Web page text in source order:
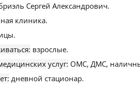
Сергей Александрович.
клиника.
взрослые.
услуг: ОМС, ДМС,
дневной стационар.